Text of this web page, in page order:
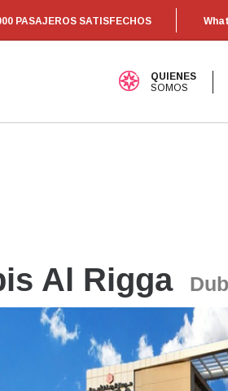
PASAJEROS SATISFECHOS
QUIENES
SOMOS
Al Rigga